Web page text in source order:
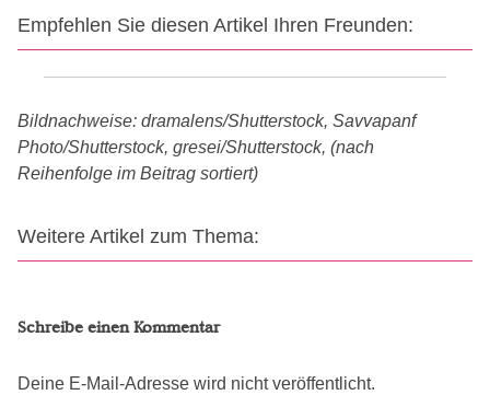
Empfehlen Sie diesen Artikel Ihren Freunden:
Bildnachweise: dramalens/Shutterstock, Savvapanf
Photo/Shutterstock, gresei/Shutterstock, (nach
Reihenfolge im Beitrag sortiert)
Weitere Artikel zum Thema:
Schreibe einen Kommentar
Deine E-Mail-Adresse wird nicht veröffentlicht.